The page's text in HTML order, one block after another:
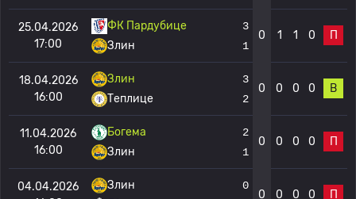
25.04.2026
17:00
ФК Пардубице
Злин
3
1
0 1 1 0 П
18.04.2026
16:00
Злин
Теплице
3
2
0 0 0 0 В
11.04.2026
16:00
Богема
Злин
2
1
0 0 0 0 П
04.04.2026
Злин
0
0 0 0 0 П